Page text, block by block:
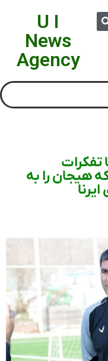
U I
News
Agency
تفکرات
هیجان را به